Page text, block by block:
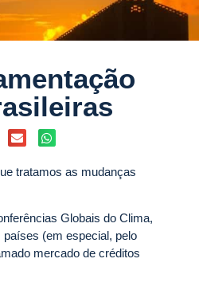
tratamos as mudanças
Globais do Clima,
países (em especial, pelo
mercado de créditos